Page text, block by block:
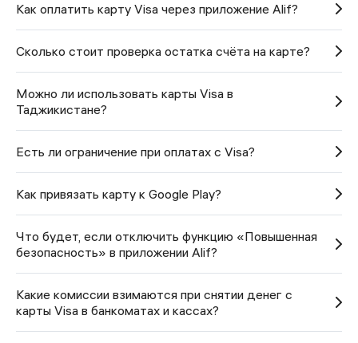
Как оплатить карту Visa через приложение Alif?
Cколько стоит проверка остатка счёта на карте?
Можно ли использовать карты Visa в
Таджикистане?
Есть ли ограничение при оплатах с Visa?
Как привязать карту к Google Play?
Что будет, если отключить функцию «Повышенная
безопасность» в приложении Alif?
Какие комиссии взимаются при снятии денег с
карты Visa в банкоматах и кассах?